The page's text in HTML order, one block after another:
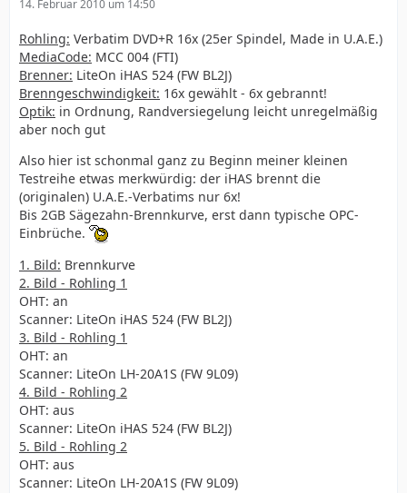
14. Februar 2010 um 14:50
Rohling: Verbatim DVD+R 16x (25er Spindel, Made in U.A.E.)
MediaCode: MCC 004 (FTI)
Brenner: LiteOn iHAS 524 (FW BL2J)
Brenngeschwindigkeit: 16x gewählt - 6x gebrannt!
Optik: in Ordnung, Randversiegelung leicht unregelmäßig
aber noch gut
Also hier ist schonmal ganz zu Beginn meiner kleinen
Testreihe etwas merkwürdig: der iHAS brennt die
(originalen) U.A.E.-Verbatims nur 6x!
Bis 2GB Sägezahn-Brennkurve, erst dann typische OPC-
Einbrüche.
1. Bild: Brennkurve
2. Bild - Rohling 1
OHT: an
Scanner: LiteOn iHAS 524 (FW BL2J)
3. Bild - Rohling 1
OHT: an
Scanner: LiteOn LH-20A1S (FW 9L09)
4. Bild - Rohling 2
OHT: aus
Scanner: LiteOn iHAS 524 (FW BL2J)
5. Bild - Rohling 2
OHT: aus
Scanner: LiteOn LH-20A1S (FW 9L09)